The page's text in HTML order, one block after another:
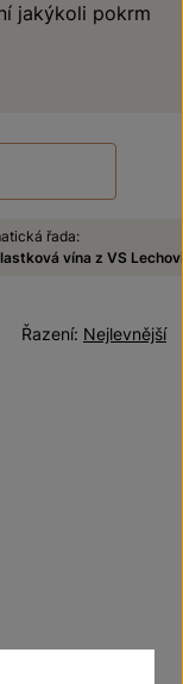
jakýkoli pokrm
řada:
vína z VS
Nejlevnější
Řazení: